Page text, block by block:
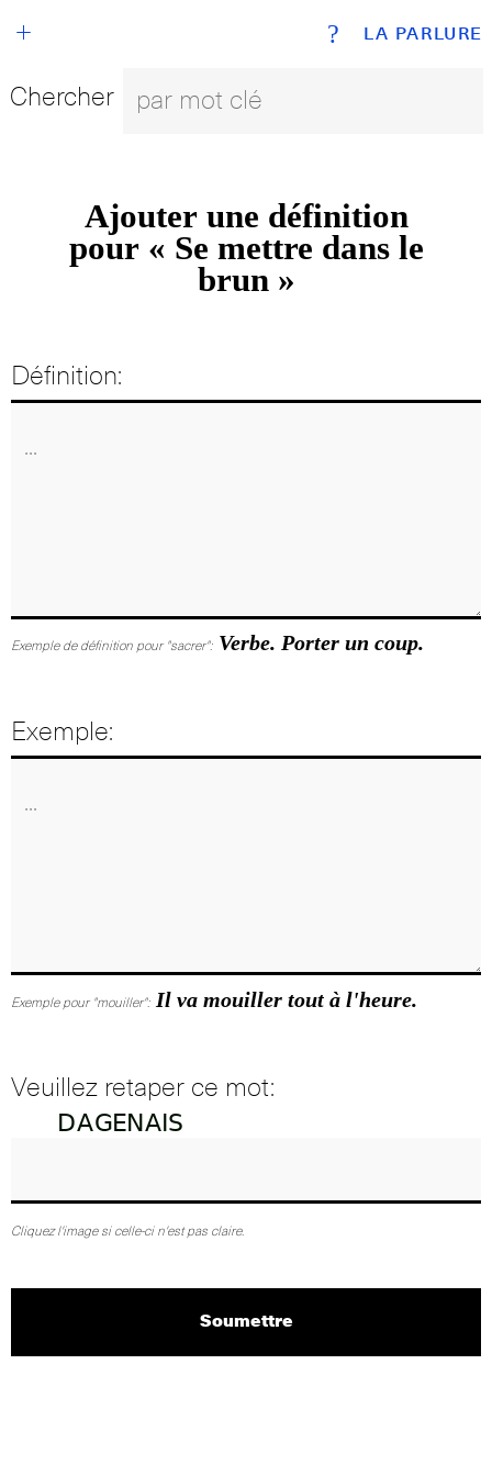
LA PARLURE
+ ?
Chercher
Ajouter une définition
pour « Se mettre dans le
brun »
Définition:
Exemple de définition pour "sacrer": Verbe. Porter un coup.
Exemple:
Exemple pour "mouiller": Il va mouiller tout à l'heure.
Veuillez retaper ce mot:
Cliquez l'image si celle-ci n'est pas claire.
Soumettre